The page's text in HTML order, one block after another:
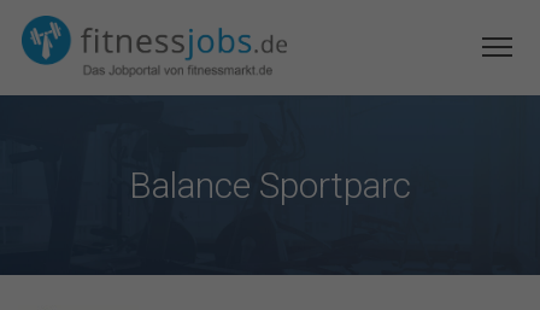
Balance Sportparc